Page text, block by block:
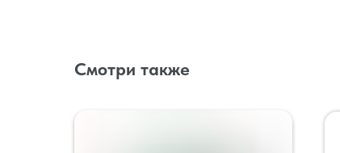
Смотри также